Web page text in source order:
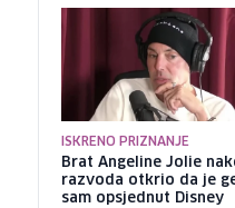
ISKRENO PRIZNANJE
Brat Angeline Jolie
razvoda otkrio da je
sam opsjednut Disney